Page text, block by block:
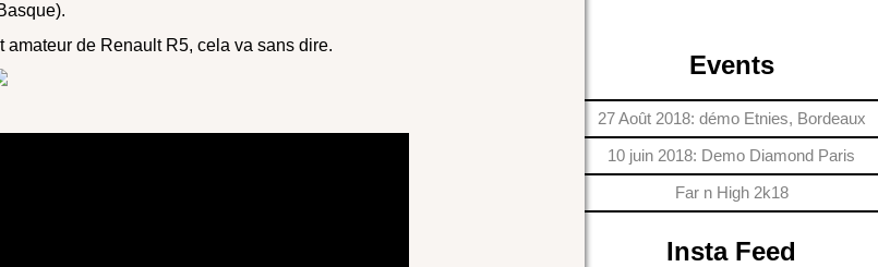
de Renault R5, cela va sans dire.
Events
27 Août 2018: démo Etnies, Bordeaux
10 juin 2018: Demo Diamond Paris
Far n High 2k18
Insta Feed